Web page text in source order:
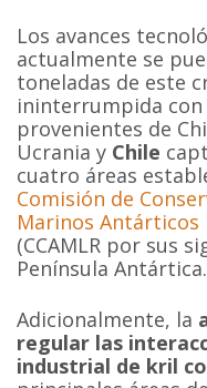
Los avances
actualmente se
toneladas de este
ininterrumpida con
provenientes de
Ucrania y Chile
cuatro áreas
Comisión de
Marinos Antárticos
(CCAMLR por sus
Península Antártica.
Adicionalmente, la
regular las
industrial de kril